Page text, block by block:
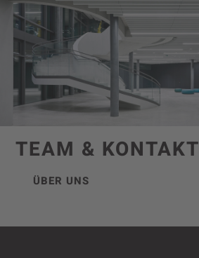
TEAM & KONTAKT
ÜBER UNS